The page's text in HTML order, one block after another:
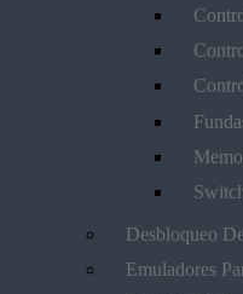
Desbloqueo
Emuladores